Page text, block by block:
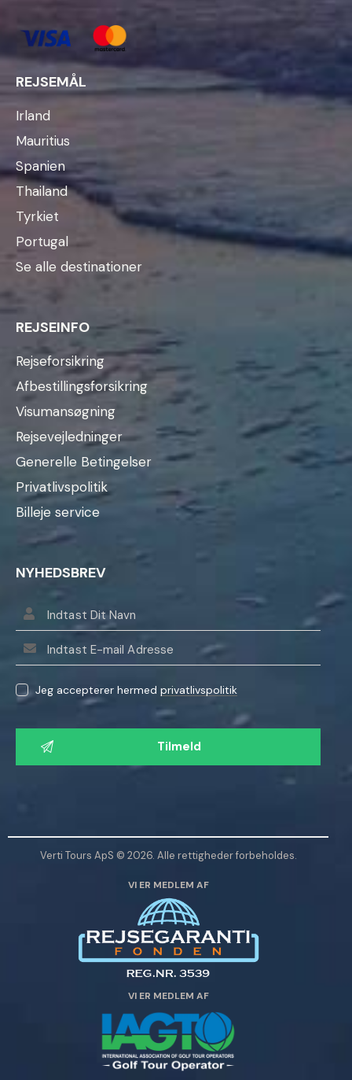
REJSEMÅL
Irland
Mauritius
Spanien
Thailand
Tyrkiet
Portugal
Se alle destinationer
REJSEINFO
Rejseforsikring
Afbestillingsforsikring
Visumansøgning
Rejsevejledninger
Generelle Betingelser
Privatlivspolitik
Billeje service
NYHEDSBREV
Jeg accepterer hermedprivatlivspolitik
L
d
Verti Tours ApS © 2026. Alle rettigheder forbeholdes.
VI ER MEDLEM AF
VI ER MEDLEM AF